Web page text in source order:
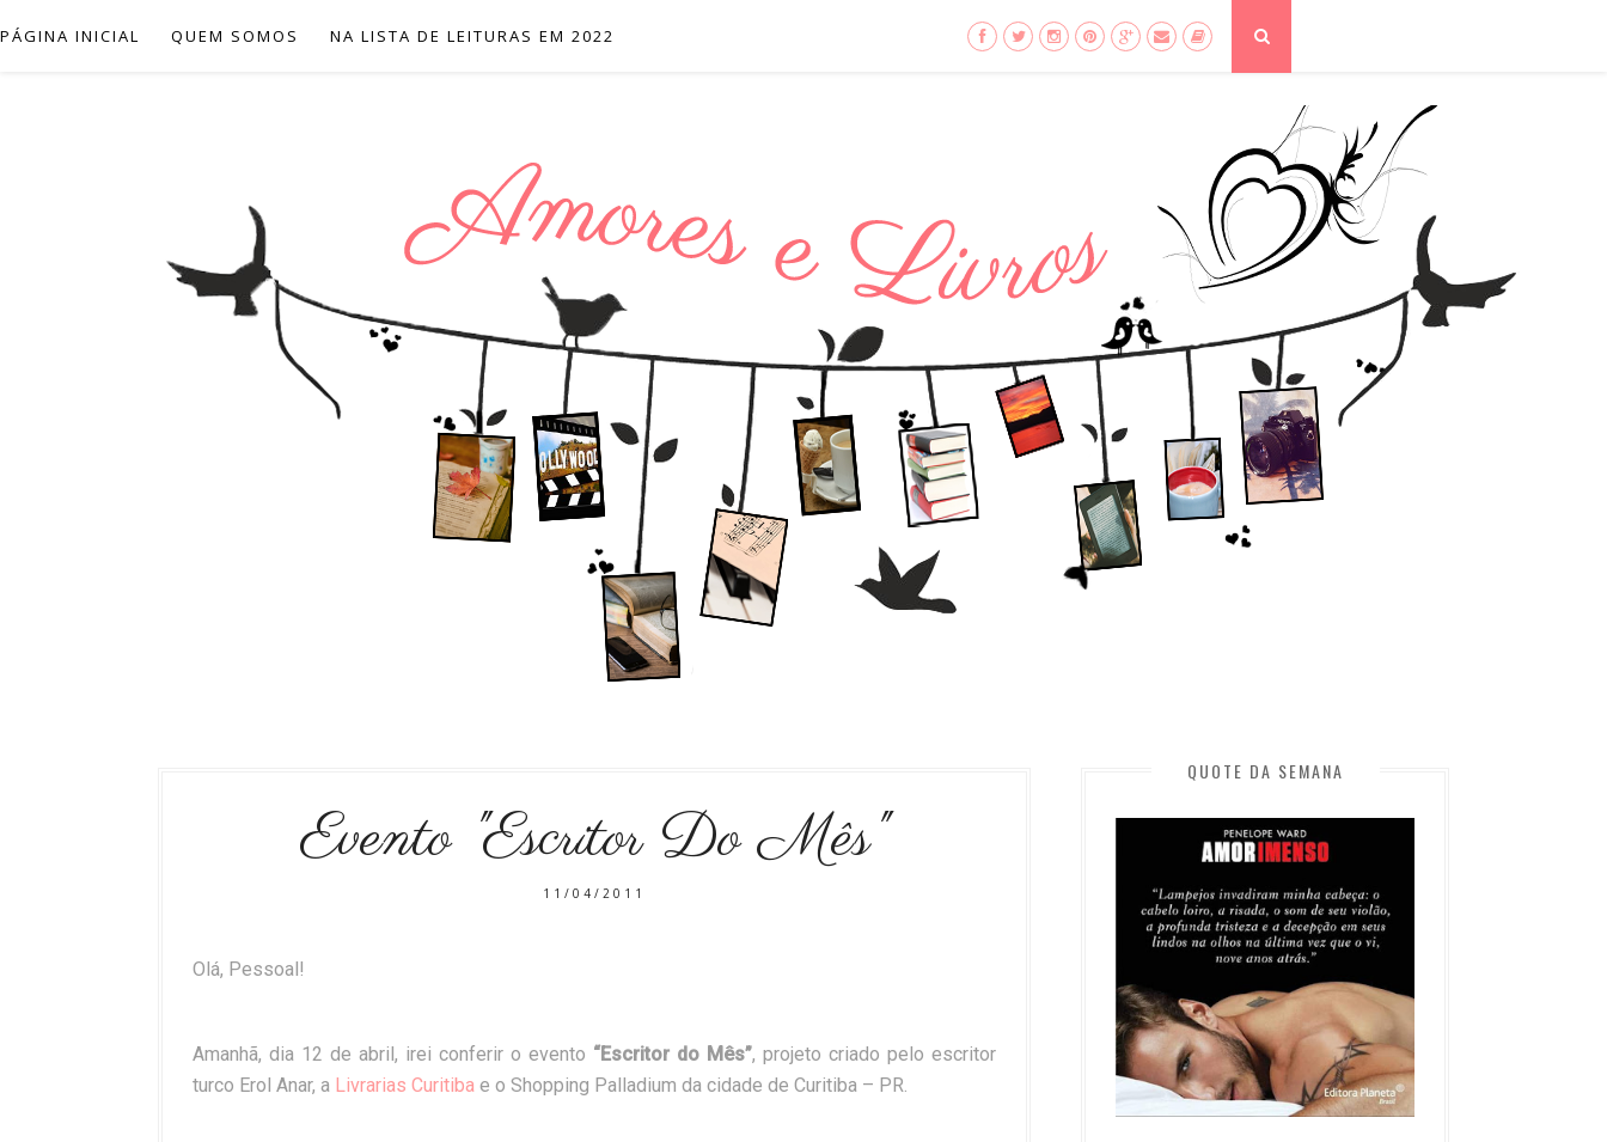
PÁGINA INICIAL QUEM SOMOS NA LISTA DE LEITURAS EM 2022
Evento "Escritor Do Mês"
11/04/2011
Olá, Pessoal!
Amanhã, dia 12 de abril, irei conferir o evento “Escritor do Mês”, projeto criado pelo escritor
turco Erol Anar, a Livrarias Curitiba e o Shopping Palladium da cidade de Curitiba – PR.
QUOTE DA SEMANA